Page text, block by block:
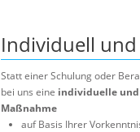
Individuell
Statt einer Schulung oder
bei uns eine individuelle
Maßnahme
auf Basis Ihrer